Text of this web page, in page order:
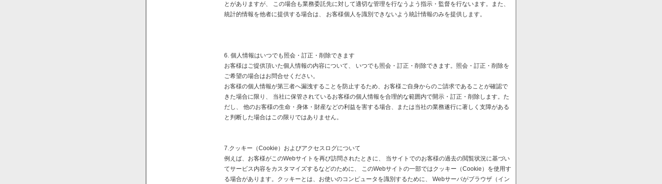
とがありますが、 この場合も業務委託先に対して適切な管理を行なうよう指示・監督を行ないます。また、
統計的情報を他者に提供する場合は、 お客様個人を識別できないよう統計情報のみを提供します。
6. 個人情報はいつでも照会・訂正・削除できます
お客様はご提供頂いた個人情報の内容について、 いつでも照会・訂正・削除できます。照会・訂正・削除を
ご希望の場合はお問合せください。
お客様の個人情報が第三者へ漏洩することを防止するため、お客様ご自身からのご請求であることが確認で
きた場合に限り、 当社に保管されているお客様の個人情報を合理的な範囲内で開示・訂正・削除します。た
だし、 他のお客様の生命・身体・財産などの利益を害する場合、または当社の業務遂行に著しく支障がある
と判断した場合はこの限りではありません。
7.クッキー（Cookie）およびアクセスログについて
例えば、お客様がこのWebサイトを再び訪問されたときに、 当サイトでのお客様の過去の閲覧状況に基づい
てサービス内容をカスタマイズするなどのために、 このWebサイトの一部ではクッキー（Cookie）を使用す
る場合があります。クッキーとは、お使いのコンピュータを識別するために、 Webサーバがブラウザ（イン